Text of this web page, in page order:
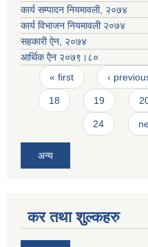
कार्य सम्पादन नियमावली, २०७४
कार्य विभाजन नियमावली २०७४
सहकारी ऐन, २०७४
आर्थिक एैन २०७९।८०
Pages
« first ‹
18 19
24
अन्य
कर तथा शुल्कहरु